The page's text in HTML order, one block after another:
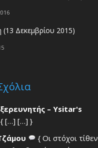
(13 Δεκεμβρίου 2015)
– Ysitar's
{ […] […] }
{ Οι στόχοι